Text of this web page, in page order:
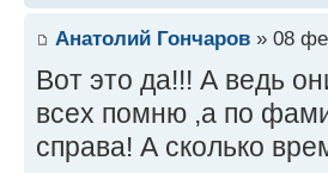
Анатолий Гончаров » 08
Вот это да!!! А ведь
всех помню ,а по
справа! А сколько